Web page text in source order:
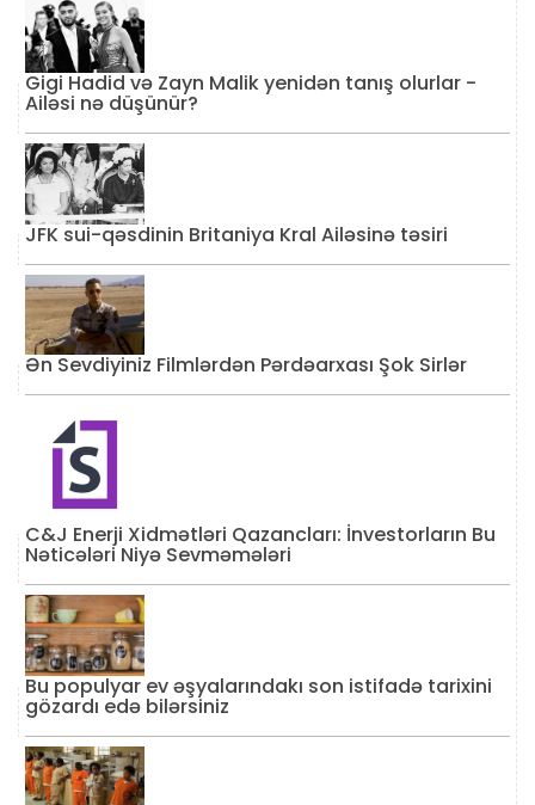
Gigi Hadid və Zayn Malik yenidən tanış olurlar -
Ailəsi nə düşünür?
JFK sui-qəsdinin Britaniya Kral Ailəsinə təsiri
Ən Sevdiyiniz Filmlərdən Pərdəarxası Şok Sirlər
C&J Enerji Xidmətləri Qazancları: İnvestorların Bu
Nəticələri Niyə Sevməmələri
Bu populyar ev əşyalarındakı son istifadə tarixini
gözardı edə bilərsiniz